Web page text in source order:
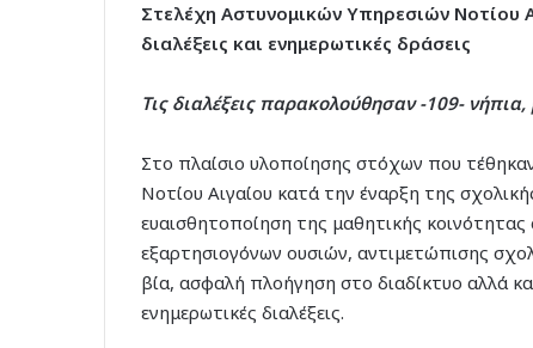
Στελέχη Αστυνομικών Υπηρεσιών Νοτίου
διαλέξεις και ενημερωτικές δράσεις
Τις διαλέξεις παρακολούθησαν -109- νήπια,
Στο πλαίσιο υλοποίησης στόχων που
Νοτίου Αιγαίου κατά την έναρξη της
ευαισθητοποίηση της μαθητικής
εξαρτησιογόνων ουσιών, αντιμετώπισης
βία, ασφαλή πλοήγηση στο διαδίκτυο αλλά
ενημερωτικές διαλέξεις.